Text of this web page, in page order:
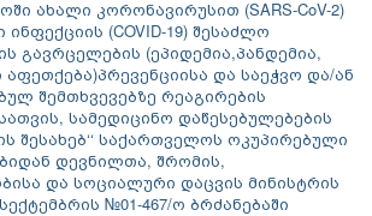
ახალი კორონავირუსით (SARS-CoV-2)
(COVID-19) შესაძლო
გავრცელების (ეპიდემია,პანდემია,
აფეთქება)პრევენციისა და საეჭვო და/ან
შემთხვევებზე რეაგირების
სამედიცინო დაწესებულებების
შესახებ‘‘ საქართველოს ოკუპირებული
დევნილთა, შრომის,
და სოციალური დაცვის მინისტრის
№01-467/ო ბრძანებაში